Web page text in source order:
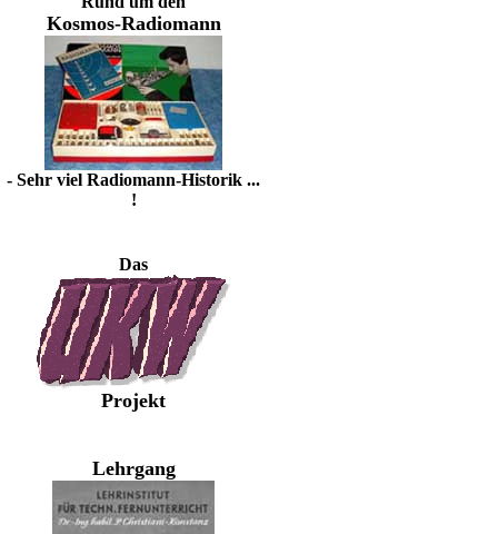
Kosmos-Radiomann
- Sehr viel Radiomann-Historik ...
!
Das
Projekt
Lehrgang